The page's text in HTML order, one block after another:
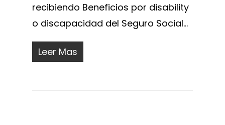
recibiendo Beneficios por disability
o discapacidad del Seguro Social...
Leer Mas